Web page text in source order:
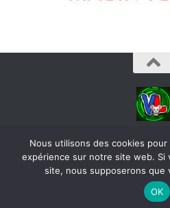
videoludos © 2026.
Nous utilisons des cookies
expérience sur notre site web. Si
site, nous supposerons que
OK